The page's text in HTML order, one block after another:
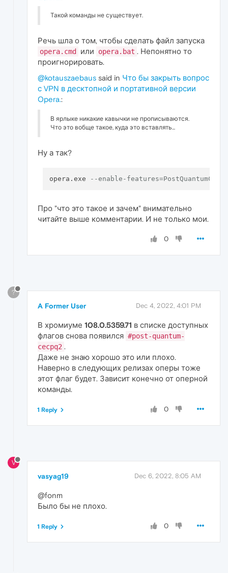
Такой команды не существует.
Речь шла о том, чтобы сделать файл запуска
opera.cmd или opera.bat . Непонятно то
проигнорировать.
@kotauszaebaus said in Что бы закрыть вопрос
с VPN в десктопной и портативной версии
Opera.:
В ярлыке никакие кавычки не прописываются.
Что это вобще такое, куда это вставлять...
Ну а так?
opera.exe --enable-
Про "что это такое и зачем" внимательно
читайте выше комментарии. И не только мои.
0
?
A Former User Dec 4, 2022, 4:01 PM
В хромиуме 108.0.5359.71 в списке доступных
флагов снова появился #post-quantum-
cecpq2 .
Даже не знаю хорошо это или плохо.
Наверно в следующих релизах оперы тоже
этот флаг будет. Зависит конечно от оперной
команды.
0
1 Reply
V
vasyag19 Dec 6, 2022, 8:05 AM
@fonm
Было бы не плохо.
0
1 Reply